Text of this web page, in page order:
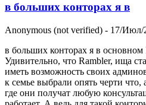
в больших конторах я в
Anonymous (not verified) - 17/Июл/
в больших конторах я в основном
Удивительно, что Rambler, ища
иметь возможность своих
к семье выбрали опять черти
где они получат любую